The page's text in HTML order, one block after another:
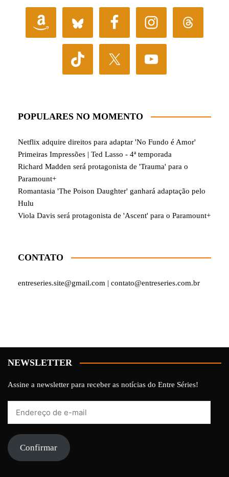
POPULARES NO MOMENTO
Netflix adquire direitos para adaptar 'No Fundo é Amor'
Primeiras Impressões | Ted Lasso - 4ª temporada
Richard Madden será protagonista de 'Trauma' para o
Paramount+
Romantasia 'The Poison Daughter' ganhará adaptação pelo
Hulu
Viola Davis será protagonista de 'Ascent' para o Paramount+
CONTATO
entreseries.site@gmail.com | contato@entreseries.com.br
NEWSLETTER
Assine a newsletter para receber as notícias do Entre Séries!
mail Confirmar